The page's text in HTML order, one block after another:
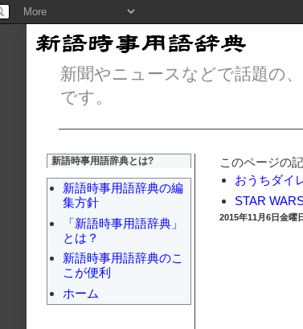
新聞やニュースなどで話題の
です。
このページの
おうちダイ
STAR
2015年11月6日金曜
新語時事用語辞典とは?
新語時事用語辞典の編
集方針
「新語時事用語辞典」
とは？
新語時事用語辞典のこ
こが便利
ホーム